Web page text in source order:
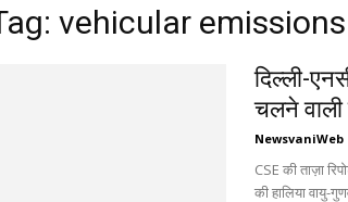
vehicular emissions
दिल्ली-
चलने वाली
NewsvaniWeb
CSE की ताज़ा
की हालिया